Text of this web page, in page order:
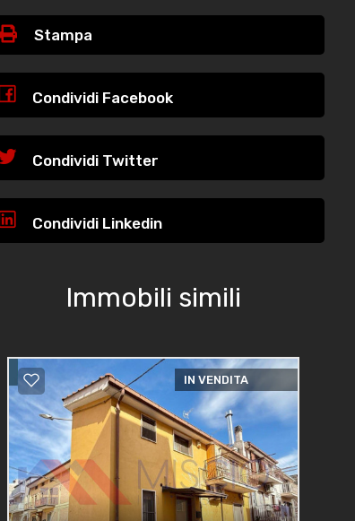
Stampa
Condividi Facebook
Condividi Twitter
Condividi Linkedin
Immobili simili
IN VENDITA